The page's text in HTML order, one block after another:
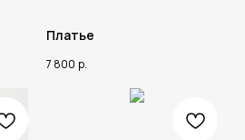
Платье
7 800 р.